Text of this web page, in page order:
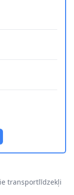
transportlīdzekļi